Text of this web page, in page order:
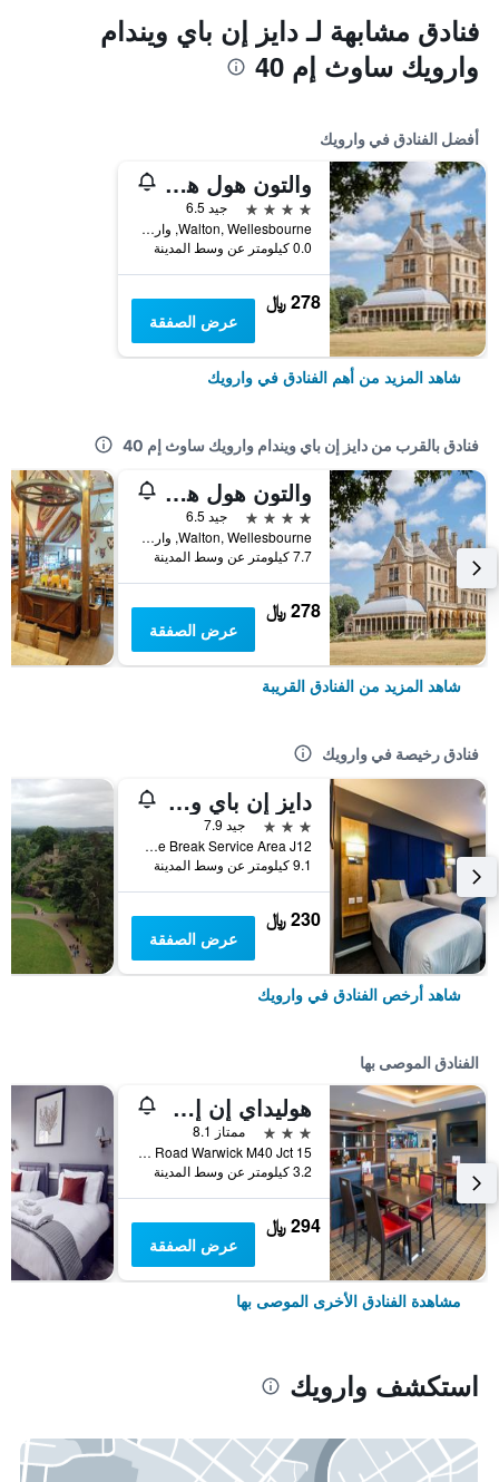
فنادق مشابهة لـ دايز إن باي ويندام
وارويك ساوث إم 40
أفضل الفنادق في وارويك
والتون هول هوتل آند سبا باي سنداي
4 نجوم
جيد 6.5
Walton, Wellesbourne, وارويك, المملكة المتحدة
0.0 كيلومتر عن وسط المدينة
278 ﷼
عرض الصفقة
شاهد المزيد من أهم الفنادق في وارويك
فنادق بالقرب من دايز إن باي ويندام وارويك ساوث إم 40
والتون هول هوتل آند سبا باي سنداي
4 نجوم
جيد 6.5
Walton, Wellesbourne, وارويك, المملكة المتحدة
7.7 كيلومتر عن وسط المدينة
278 ﷼
عرض الصفقة
شاهد المزيد من الفنادق القريبة
فنادق رخيصة في وارويك
دايز إن باي ويندام وارويك نورث إم 40
3 نجوم
جيد 7.9
Welcome Break Service Area J12, وارويك, المملكة المتحدة
9.1 كيلومتر عن وسط المدينة
230 ﷼
عرض الصفقة
شاهد أرخص الفنادق في وارويك
الفنادق الموصى بها
هوليداي إن إكسبرس يرنوايك -ن ستري فن راي ايوبوس- آيفونا باي آيتش جي
3 نجوم
ممتاز 8.1
Stratford Road Warwick M40 Jct 15, وارويك, المملكة المتحدة
3.2 كيلومتر عن وسط المدينة
294 ﷼
عرض الصفقة
مشاهدة الفنادق الأخرى الموصى بها
استكشف وارويك